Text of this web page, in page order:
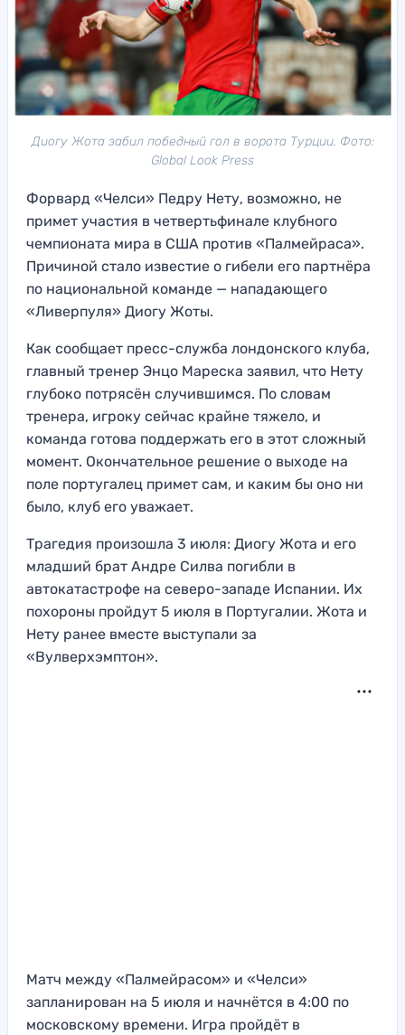
Диогу Жота забил победный гол в ворота Турции. Фото:
Global Look Press
Форвард «Челси» Педру Нету, возможно, не
примет участия в четвертьфинале клубного
чемпионата мира в США против «Палмейраса».
Причиной стало известие о гибели его партнёра
по национальной команде — нападающего
«Ливерпуля» Диогу Жоты.
Как сообщает пресс-служба лондонского клуба,
главный тренер Энцо Мареска заявил, что Нету
глубоко потрясён случившимся. По словам
тренера, игроку сейчас крайне тяжело, и
команда готова поддержать его в этот сложный
момент. Окончательное решение о выходе на
поле португалец примет сам, и каким бы оно ни
было, клуб его уважает.
Трагедия произошла 3 июля: Диогу Жота и его
младший брат Андре Силва погибли в
автокатастрофе на северо-западе Испании. Их
похороны пройдут 5 июля в Португалии. Жота и
Нету ранее вместе выступали за
«Вулверхэмптон».
Матч между «Палмейрасом» и «Челси»
запланирован на 5 июля и начнётся в 4:00 по
московскому времени. Игра пройдёт в